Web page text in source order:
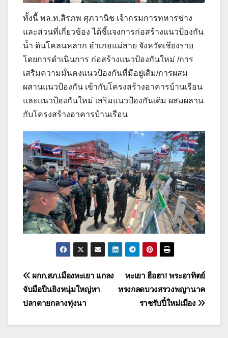
ทั้งนี้ พล.ท.สิรภพ ศุภวานิช เจ้ากรมการทหารช่าง
และส่วนที่เกี่ยวข้อง ได้ชี้แจงการก่อสร้างแนวป้องกัน
น้ำ ดินโคลนหลาก อำเภอแม่สาย จังหวัดเชียงราย
โดยการดำเนินการ ก่อสร้างแนวป้องกันใหม่ /การ
เสริมความมั่นคงแนวป้องกันที่มีอยู่เดิม/การผสม
ผสานแนวป้องกัน เข้ากับโครงสร้างอาคารบ้านเรือน
และแนวป้องกันใหม่ เสริมแนวป้องกันเดิม ผสมผลาน
กับโครงสร้างอาคารบ้านเรือน
แนะแนว
เรื่อง
พะเยา ฮือฮา! พระอาทิตย์
ทรงกลดบวงสรวงพญานาค
ราชรับปี๋ใหม่เมือง
ผกก.สภ.เมืองพะเยา แกลง
จับมือปืนยิงหนุ่มใหญ่หา
ปลาตายกลางทุ่งนา